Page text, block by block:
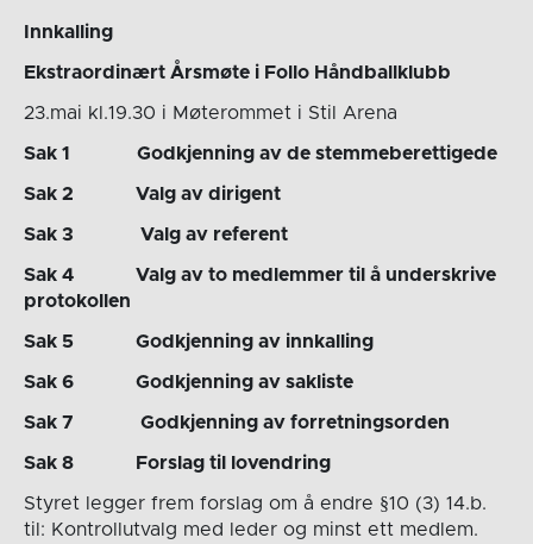
Innkalling
Ekstraordinært Årsmøte i Follo Håndballklub b
23.mai kl.19.30 i Møterommet i Stil Arena
Sak 1 Godkjenning av de stemmeberettigede
Sak 2 Valg av dirigent
Sak 3 Valg av referent
Sak 4 Valg av to medlemmer til å underskrive
protokollen
Sak 5 Godkjenning av innkalling
Sak 6 Godkjenning av sakliste
Sak 7 Godkjenning av forretningsorden
Sak 8 Forslag til lovendring
Styret legger frem forslag om å endre §10 (3) 14.b.
til: Kontrollutvalg med leder og minst ett medlem.